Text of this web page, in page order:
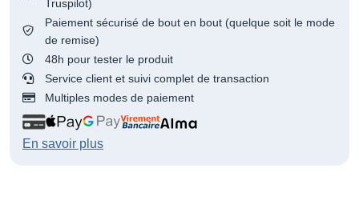
Truspilot)
Paiement sécurisé de bout en bout (quelque soit le mode
de remise)
48h pour tester le produit
Service client et suivi complet de transaction
Multiples modes de paiement
En savoir plus